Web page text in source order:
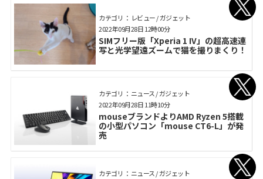
カテゴリ： レビュー / ガジェット
SIMフリー版「Xperia 1 IV」の超高速連
写と光学望遠ズームで猫を撮りまくり！
2022年09月28日 12時00分
カテゴリ： ニュース / ガジェット
mouseブランドよりAMD Ryzen 5搭載
の小型パソコン「mouse CT6-L」が発
売
2022年09月28日 11時10分
カテゴリ： ニュース / ガジェット